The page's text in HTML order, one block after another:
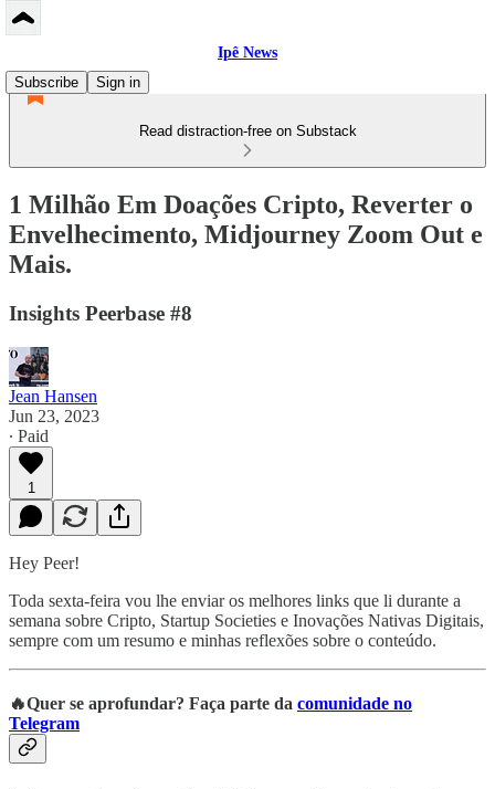
Ipê News
Subscribe
Sign in
Read distraction-free on Substack
1 Milhão Em Doações Cripto, Reverter o
Envelhecimento, Midjourney Zoom Out e
Mais.
Insights Peerbase #8
Jean Hansen
Jun 23, 2023
∙ Paid
1
Hey Peer!
Toda sexta-feira vou lhe enviar os melhores links que li durante a
semana sobre Cripto, Startup Societies e Inovações Nativas Digitais,
sempre com um resumo e minhas reflexões sobre o conteúdo.
🔥Quer se aprofundar? Faça parte da comunidade no
Telegram